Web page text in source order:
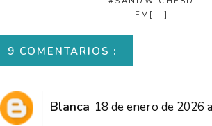
EM[...]
9 COMENTARIOS :
Blanca 18 de enero de 2026